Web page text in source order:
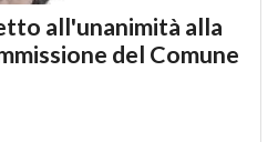
all'unanimità alla
del Comune